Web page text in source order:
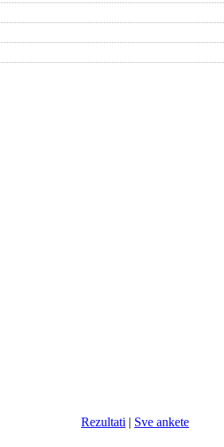
Rezultati | Sve ankete